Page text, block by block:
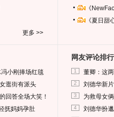
更多 >>
《
《夏日
冯小刚捧场红毯
逛街有派头
回答全场大笑！
抚妈妈孕肚
网友评论排行
1 董卿：这
2 刘德华新
3 为救母女
4 刘德华扮